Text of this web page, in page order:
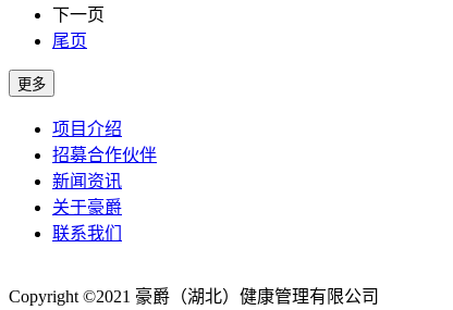
下一页
尾页
项目介绍
招募合作伙伴
新闻资讯
关于豪爵
联系我们
Copyright ©2021 豪爵（湖北）健康管理有限公司